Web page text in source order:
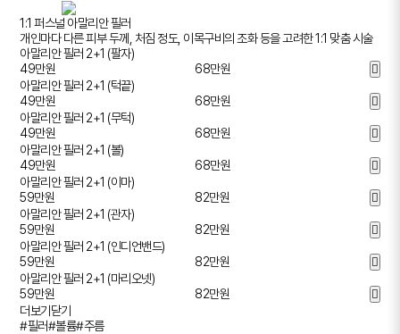
1:1 퍼스널 아말리안 필러
개인마다 다른 피부 두께, 처짐 정도, 이목구비의 조화 등을 고려한 1:1 맞춤 시술
아말리안 필러 2+1 (팔자)
49만원
68만원
아말리안 필러 2+1 (턱끝)
49만원
68만원
아말리안 필러 2+1 (무턱)
49만원
68만원
아말리안 필러 2+1 (볼)
49만원
68만원
아말리안 필러 2+1 (이마)
59만원
82만원
아말리안 필러 2+1 (관자)
59만원
82만원
아말리안 필러 2+1 (인디언밴드)
59만원
82만원
아말리안 필러 2+1 (마리오넷)
59만원
82만원
더보기닫기
#필러#볼륨#주름